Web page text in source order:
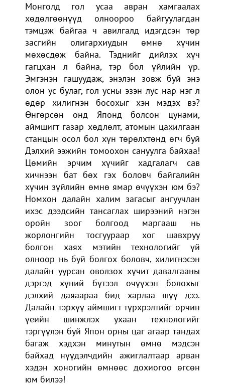
Монголд гол усаа авран хамгаалах
хөдөлгөөнүүд олноороо байгуулагдан
тэмцэж байгаа ч авилгалд идэгдсэн төр
засгийн олигархиудын өмнө хүчин
мөхөсдөж байна. Тэднийг дийлэх хүч
гагцхан л байна, тэр бол үйлийн үр.
Эмгэнэн гашуудаж, энэлэн зовж буй энэ
олон ус булаг, гол усны эзэн лус нар нэг л
өдөр хилигнэн босохыг хэн мэдэх вэ?
Өнгөрсөн онд Японд болсон цунами,
аймшигт газар хөдлөлт, атомын цахилгаан
станцын осол бол хүн төрөлхтөнд өгч буй
Дэлхий ээжийн томоохон сануулга байхаа!
Цөмийн эрчим хүчийг хадгалагч сав
хичнээн бат бөх гэх боловч байгалийн
хүчин зүйлийн өмнө ямар өчүүхэн юм бэ?
Номхон далайн халим загасыг ангуучлан
ихэс дээдсийн тансаглах ширээний нэгэн
оройн зоог болгоод маргааш нь
жорлонгийн тосгуураар хог шавхруу
болгон хаях мэтийн технологийг үй
олноор нь буй болгох боловч, хилигнэсэн
далайн уурсан оволзох хүчит давалгааны
дэргэд хүний бүтээл өчүүхэн болохыг
дэлхий даяаараа бид харлаа шүү дээ.
Далайн тэрхүү аймшигт түрхрэлтийг орчин
үеийн шинжлэх ухаан технологийг
тэргүүлэн буй Япон орны цаг агаар тандах
багаж хэдхэн минутын өмнө мэдсэн
байхад нүүдэлчдийн ажиглалтаар арван
хэдэн хоногийн өмнөөс дохиогоо өгсөн
юм билээ!